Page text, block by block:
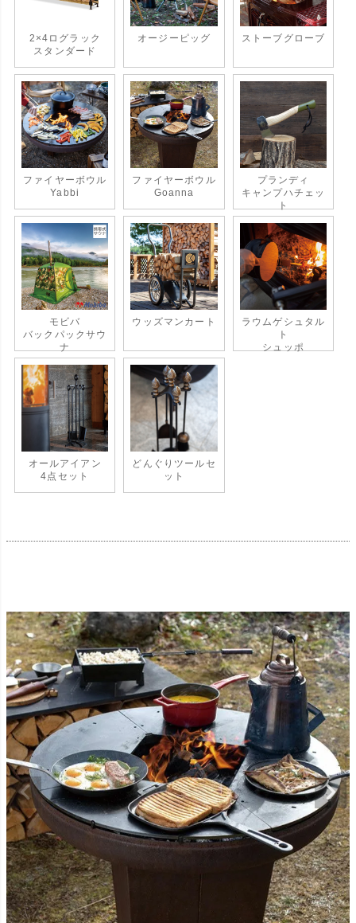
2×4ログラック
スタンダード
オージーピッグ ストーブグローブ
ファイヤーボウル
Yabbi
ファイヤーボウル
Goanna
プランディ
キャンプハチェッ
ト
モビバ
バックパックサウ
ナ
ウッズマンカート
ラウムゲシュタル
ト
シュッポ
オールアイアン
4点セット
どんぐりツールセ
ット